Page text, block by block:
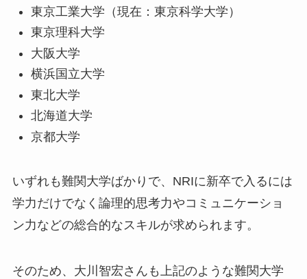
東京工業大学（現在：東京科学大学）
東京理科大学
大阪大学
横浜国立大学
東北大学
北海道大学
京都大学
いずれも難関大学ばかりで、NRIに新卒で入るには
学力だけでなく論理的思考力やコミュニケーショ
ン力などの総合的なスキルが求められます。
そのため、大川智宏さんも上記のような難関大学